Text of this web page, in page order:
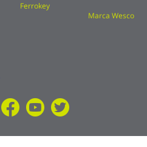
Ferrokey
Marca Wesco